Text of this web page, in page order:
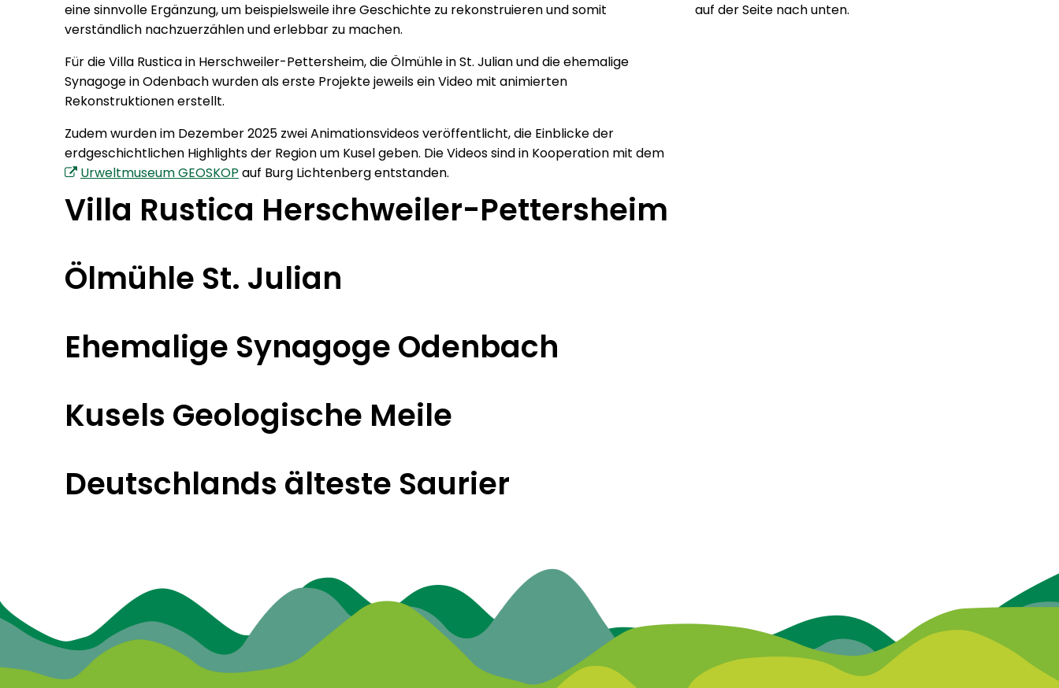
eine sinnvolle Ergänzung, um beispielsweile ihre Geschichte zu rekonstruieren und somit
verständlich nachzuerzählen und erlebbar zu machen.
Für die Villa Rustica in Herschweiler-Pettersheim, die Ölmühle in St. Julian und die ehemalige
Synagoge in Odenbach wurden als erste Projekte jeweils ein Video mit animierten
Rekonstruktionen erstellt.
Zudem wurden im Dezember 2025 zwei Animationsvideos veröffentlicht, die Einblicke der
erdgeschichtlichen Highlights der Region um Kusel geben. Die Videos sind in Kooperation mit dem
Urweltmuseum GEOSKOP auf Burg Lichtenberg entstanden.
Villa Rustica Herschweiler-Pettersheim
Ölmühle St. Julian
Ehemalige Synagoge Odenbach
Kusels Geologische Meile
Deutschlands älteste Saurier
auf der Seite nach unten.